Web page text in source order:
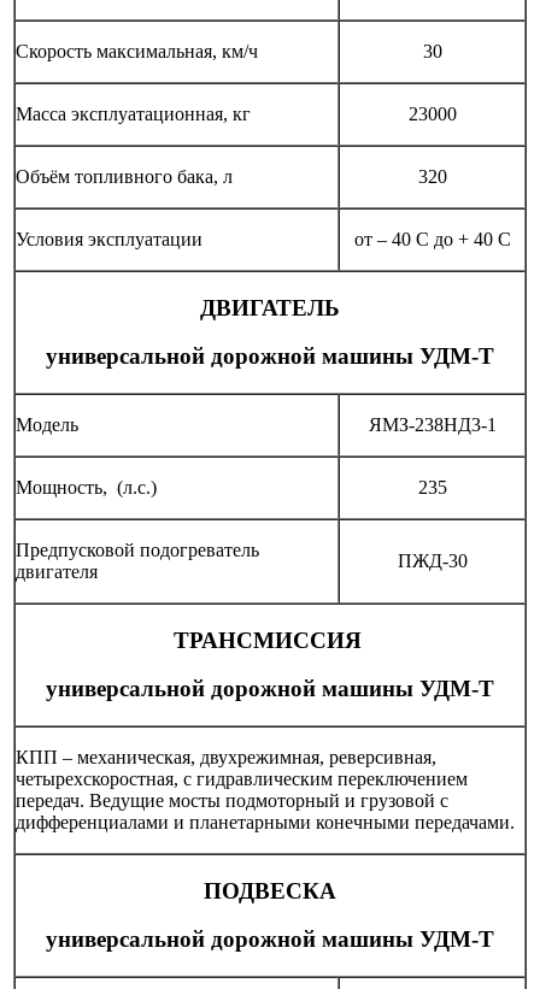
Скорость максимальная, км/ч 30
Масса эксплуатационная, кг 23000
Объём топливного бака, л 320
Условия эксплуатации от – 40 С до + 40 С
ДВИГАТЕЛЬ
универсальной дорожной машины УДМ-Т
Модель ЯМЗ-238НД3-1
Мощность, (л.с.) 235
Предпусковой подогреватель
двигателя
ПЖД-30
ТРАНСМИССИЯ
универсальной дорожной машины УДМ-Т
КПП – механическая, двухрежимная, реверсивная,
четырехскоростная, с гидравлическим переключением
передач. Ведущие мосты подмоторный и грузовой с
дифференциалами и планетарными конечными передачами.
ПОДВЕСКА
универсальной дорожной машины УДМ-Т